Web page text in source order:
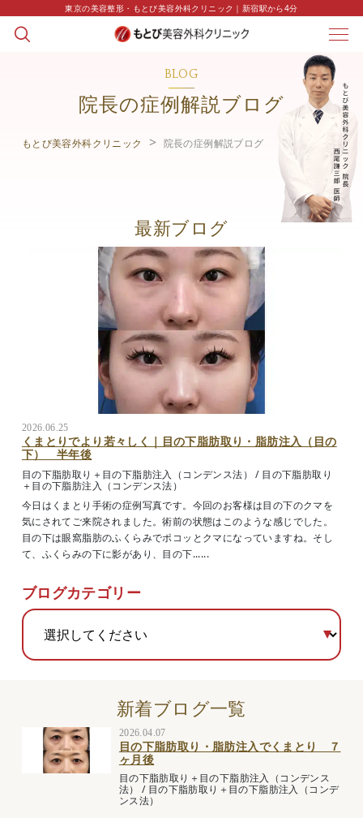
東京の美容整形・もとび美容外科クリニック｜新宿駅から4分
BLOG
院長の症例解説ブログ
もとび美容外科クリニック 院長の症例解説ブログ
最新ブログ
2026.06.25
くまとりでより若々しく｜目の下脂肪取り・脂肪注入（目の
下） 半年後
目の下脂肪取り＋目の下脂肪注入（コンデンス法） / 目の下脂肪取り
＋目の下脂肪注入（コンデンス法）
今日はくまとり手術の症例写真です。今回のお客様は目の下のクマを
気にされてご来院されました。術前の状態はこのような感じでした。
目の下は眼窩脂肪のふくらみでポコッとクマになっていますね。そし
て、ふくらみの下に影があり、目の下......
ブログカテゴリー
新着ブログ一覧
2026.04.07
目の下脂肪取り・脂肪注入でくまとり ７
ヶ月後
目の下脂肪取り＋目の下脂肪注入（コンデンス
法）
/ 目の下脂肪取り＋目の下脂肪注入（コンデ
ンス法）